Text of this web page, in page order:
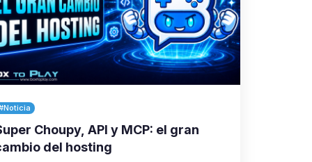
Choupy, API y MCP: el gran
del hosting